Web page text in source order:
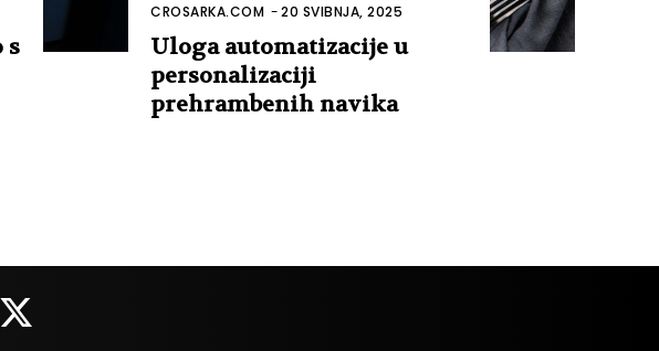
s
CROSARKA.COM -20 SVIBNJA, 2025
Uloga automatizacije u
personalizaciji
prehrambenih navika